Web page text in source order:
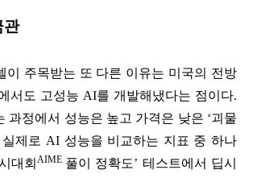
관
이 주목받는 또 다른 이유는 미국의 전방
서도 고성능 AI를 개발해냈다는 점이다.
과정에서 성능은 높고 가격은 낮은 ‘괴물
실제로 AI 성능을 비교하는 지표 중 하나
대회 AIME 풀이 정확도’ 테스트에서 딥시